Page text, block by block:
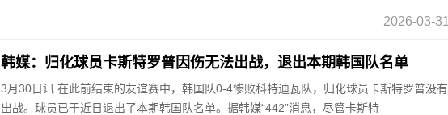
2026-03-31
韩媒：归化球员卡斯特罗普因伤无法出战，退出本期韩国队名单
3月30日讯 在此前结束的友谊赛中，韩国队0-4惨败科特迪瓦队，归化球员卡斯特罗普没有
出战。球员已于近日退出了本期韩国队名单。据韩媒“442”消息，尽管卡斯特